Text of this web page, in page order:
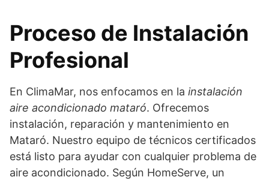
Proceso de Instalación
Profesional
En ClimaMar, nos enfocamos en la instalación
aire acondicionado mataró. Ofrecemos
instalación, reparación y mantenimiento en
Mataró. Nuestro equipo de técnicos certificados
está listo para ayudar con cualquier problema de
aire acondicionado. Según HomeServe, un